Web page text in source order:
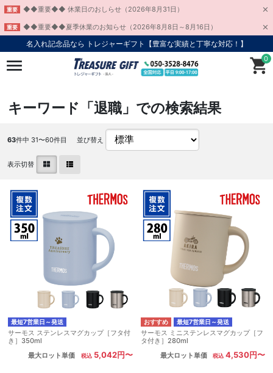
重要 ◆◆重要◆◆ 休業日のおしらせ（2026年8月31日）
重要
◆◆重要◆◆夏季休業のお知らせ（2026年8月8日～8月16日）
名入れ記念品なら トレジャーギフト【豊富な実績と丁寧な対応！】
0
キーワード「退職」での検索結果
63件中 31〜60件目 並び替え
表示切替
最短7営業日～発送
サーモス ステンレスマグカップ［フタ付
き］350ml
最大ロット単価
5,042円〜
最短7営業日～発送
サーモス ミニステンレスマグカップ［フ
タ付き］280ml
最大ロット単価
4,530円〜